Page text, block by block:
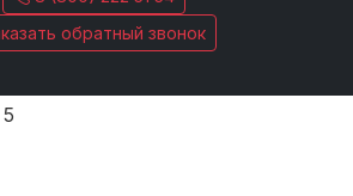
обратный звонок